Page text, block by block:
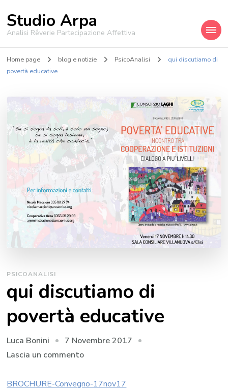
Studio Arpa
Analisi Rêverie Partecipazione Affettiva
Home page blog e notizie PsicoAnalisi
qui discutiamo di
povertà educative
PSICOANALISI
qui discutiamo di
povertà educative
Luca Bonini
7 Novembre 2017
Lascia un commentosu
discutiamo
BROCHURE-Convegno-17nov17